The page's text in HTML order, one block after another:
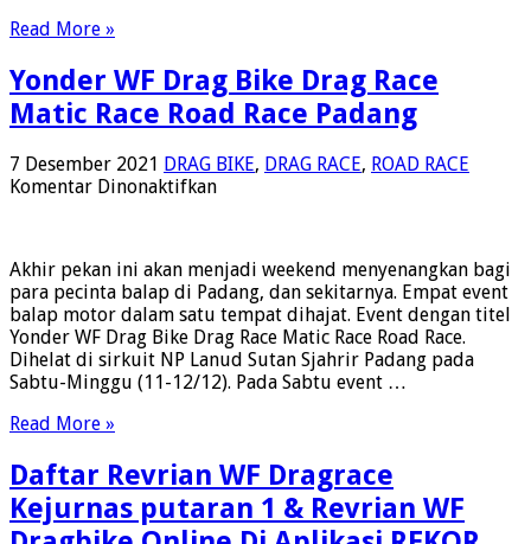
Read More »
Yonder WF Drag Bike Drag Race
Matic Race Road Race Padang
7 Desember 2021 DRAG BIKE, DRAG RACE, ROAD RACE
Komentar Dinonaktifkanpada
Bike
Drag
Race
Matic
Race
Road
Akhir pekan ini akan menjadi weekend menyenangkan bagi
para pecinta balap di Padang, dan sekitarnya. Empat event
balap motor dalam satu tempat dihajat. Event dengan titel
Yonder WF Drag Bike Drag Race Matic Race Road Race.
Dihelat di sirkuit NP Lanud Sutan Sjahrir Padang pada
Sabtu-Minggu (11-12/12). Pada Sabtu event …
Read More »
Daftar Revrian WF Dragrace
Kejurnas putaran 1 & Revrian WF